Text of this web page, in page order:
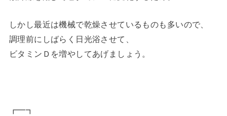
しかし最近は機械で乾燥させているものも多いので、
調理前にしばらく日光浴させて、
ビタミンＤを増やしてあげましょう。
┏━┓